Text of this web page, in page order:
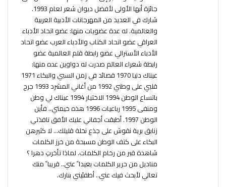
جائزة أبها الأولى لأفضل ديوان شعر لعام 1993.
شارك في العديد من المهرجانات الأدبية العربية
والعالمية. له عدة عضويات منها: عضو اتحاد الأدباء
العراقي عضو اتحاد الكتاب والأدباء العرب عضو اتحاد
الأدباء الأسترالي عضو رابطة قلم العالمية عضو
رابطة شعراء العالم صدرت له دواوين عده منها:
عيناك دنيا 1970 قصائد في زمن السبي والبكاء 1971
قلبي على وطني 1992 من أغاني المشرد 1993 جرح
باتساع الوطن 1994 الاختيار 1994 عيناك لي وطن
ومنفى 1995 رباعيات 1996 هذه خيمتي.. فأين
الوطن 1997. أطبقت أجفاني عليك الأفق نافذتي
زنابق برية نقوش على جذع نخلة قليلك... لا كثيرهن
البكاء على كتف الوطن مسبحة من خرز الكلمات
شاهدة قبر من رخام الكلمات. لماذا تأخرتِ دهرا ؟
مناديل من حرير الكلمات بعيدا ً عني.. قريبا ً منك
تعالي لأبحث فيك عني.. أطفئيني بنارك.